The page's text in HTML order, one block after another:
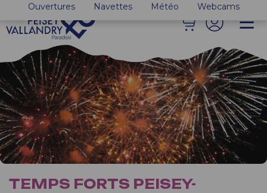
Ouvertures Navettes Météo Webcams
TEMPS FORTS PEISEY-